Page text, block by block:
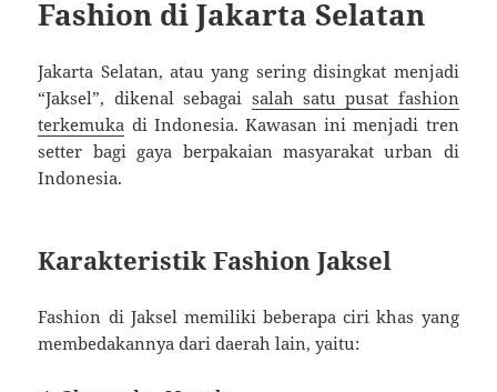
Fashion di Jakarta Selatan
Jakarta Selatan, atau yang sering disingkat menjadi
“Jaksel”, dikenal sebagai salah satu pusat fashion
terkemuka di Indonesia. Kawasan ini menjadi tren
setter bagi gaya berpakaian masyarakat urban di
Indonesia.
Karakteristik Fashion Jaksel
Fashion di Jaksel memiliki beberapa ciri khas yang
membedakannya dari daerah lain, yaitu: